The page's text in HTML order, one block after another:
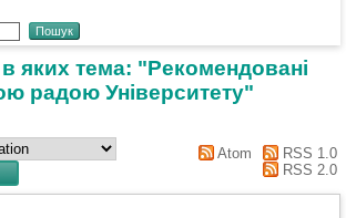
яких тема: "Рекомендовані
радою Університету"
Atom
RSS 1.0
RSS 2.0